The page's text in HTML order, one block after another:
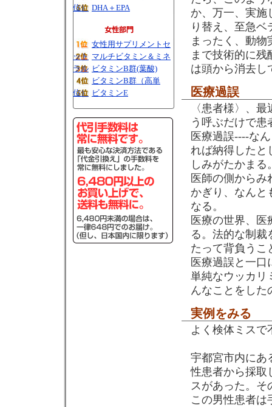
か、万一、実施
り替え、至急
まったく、動
まで技術的に
は頭から消去し
医療過誤
〈患者様〉、
う呼ぶだけで
医療過誤----な
れば納得したと
しみがたかまる
医師の側から
かぎり、なんと
なる。
医療の世界、
る。法的な制裁
たって背負うこ
医療過誤と一
単純なウッカリ
んなことをした
実例をみる
よく検体ミスで
宇都宮市内にあ
性患者から採取
スがあった。そ
この男性患者は
位） DHA＋EPA
女性用サプリメントセ
ット マルチビタミン＆ミネ
ラル ビタミンB群(葉酸)
ビタミンB群（高単
位） ビタミンE